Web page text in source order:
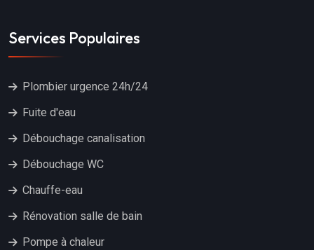
Services Populaires
Plombier urgence 24h/24
Fuite d'eau
Débouchage canalisation
Débouchage WC
Chauffe-eau
Rénovation salle de bain
Pompe à chaleur